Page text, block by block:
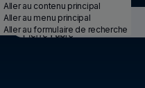
Aller au contenu principal
Aller au menu principal
Aller au formulaire de recherche